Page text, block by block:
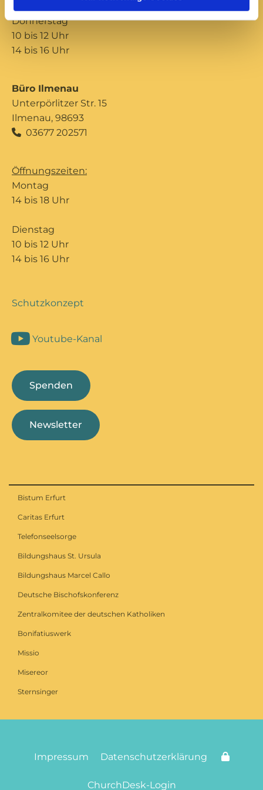
Donnerstag
10 bis 12 Uhr
14 bis 16 Uhr
Büro Ilmenau
Unterpörlitzer Str. 15
Ilmenau, 98693
 03677 202571
Öffnungszeiten:
Montag
14 bis 18 Uhr
Dienstag
10 bis 12 Uhr
14 bis 16 Uhr
Schutzkonzept
Youtube-Kanal
Spenden
Newsletter
Bistum Erfurt
Caritas Erfurt
Telefonseelsorge
Bildungshaus St. Ursula
Bildungshaus Marcel Callo
Deutsche Bischofskonferenz
Zentralkomitee der deutschen Katholiken
Bonifatiuswerk
Missio
Misereor
Sternsinger
Impressum Datenschutzerklärung
ChurchDesk-Login